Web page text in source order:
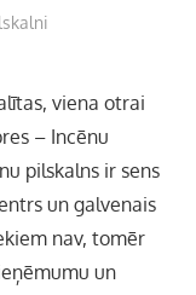
viena otrai
– Incēnu
pilskalns ir sens
un galvenais
nav, tomēr
un